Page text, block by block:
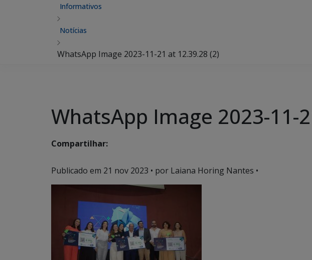
Informativos
Notícias
WhatsApp Image 2023-11-21 at 12.39.28 (2)
WhatsApp Image 2023-11-
Compartilhar:
Publicado em 21 nov 2023 • por Laiana Horing Nantes •